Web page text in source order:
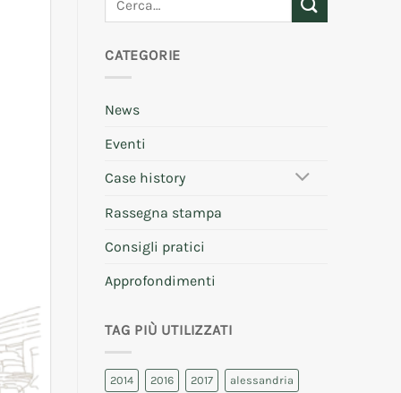
CATEGORIE
News
Eventi
Case history
Rassegna stampa
Consigli pratici
Approfondimenti
TAG PIÙ UTILIZZATI
2014 2016 2017 alessandria